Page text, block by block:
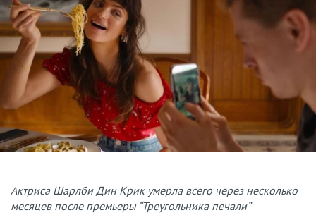
Актриса Шарлби Дин Крик умерла всего через несколько
месяцев после премьеры “Треугольника печали”